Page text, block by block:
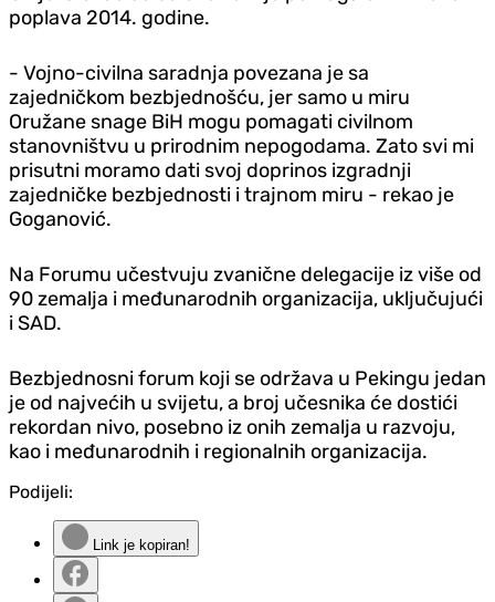
poplava 2014. godine.
- Vojno-civilna saradnja povezana je sa
zajedničkom bezbjednošću, jer samo u miru
Oružane snage BiH mogu pomagati civilnom
stanovništvu u prirodnim nepogodama. Zato svi mi
prisutni moramo dati svoj doprinos izgradnji
zajedničke bezbjednosti i trajnom miru - rekao je
Goganović.
Na Forumu učestvuju zvanične delegacije iz više od
90 zemalja i međunarodnih organizacija, uključujući
i SAD.
Bezbjednosni forum koji se održava u Pekingu jedan
je od najvećih u svijetu, a broj učesnika će dostići
rekordan nivo, posebno iz onih zemalja u razvoju,
kao i međunarodnih i regionalnih organizacija.
Podijeli:
Link je kopiran!